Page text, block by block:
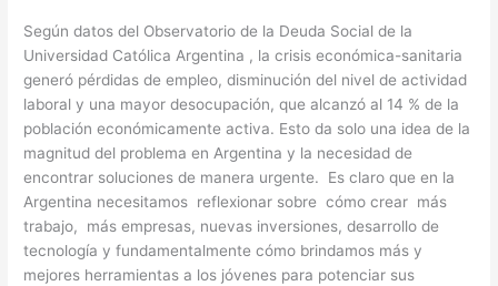
Según datos del Observatorio de la Deuda Social de la
Universidad Católica Argentina , la crisis económica-sanitaria
generó pérdidas de empleo, disminución del nivel de actividad
laboral y una mayor desocupación, que alcanzó al 14 % de la
población económicamente activa. Esto da solo una idea de la
magnitud del problema en Argentina y la necesidad de
encontrar soluciones de manera urgente. Es claro que en la
Argentina necesitamos reflexionar sobre cómo crear más
trabajo, más empresas, nuevas inversiones, desarrollo de
tecnología y fundamentalmente cómo brindamos más y
mejores herramientas a los jóvenes para potenciar sus